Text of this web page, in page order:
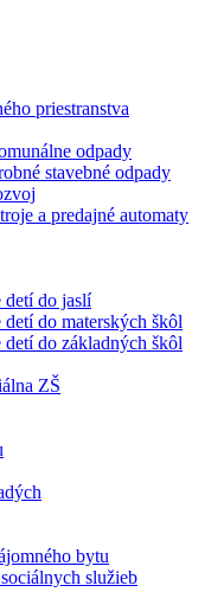
priestranstva
odpady
stavebné odpady
a predajné automaty
detí do jaslí
do materských škôl
do základných škôl
ZŠ
bytu
služieb